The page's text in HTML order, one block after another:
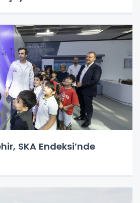
SKA Endeksi’nde